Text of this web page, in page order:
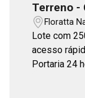
Terreno -
Floratta
Lote com
acesso
Portaria 24